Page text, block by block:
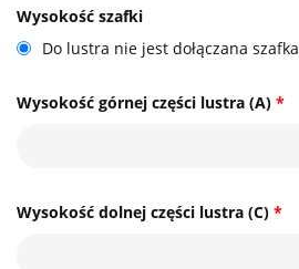
Wysokość szafki
Do lustra nie jest dołączana szafka
*
Wysokość górnej części lustra (A)
*
Wysokość dolnej części lustra (C)